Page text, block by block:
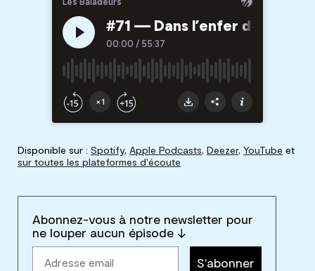
Disponible sur : Spotify, Apple Podcasts, Deezer, YouTube et
sur toutes les plateformes d'écoute
Abonnez-vous à notre newsletter pour
ne louper aucun épisode ↓
S'abonner